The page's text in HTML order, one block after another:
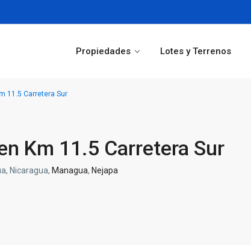
Propiedades Lotes y Terrenos
11.5 Carretera Sur
Km 11.5 Carretera Sur
Nicaragua, Managua, Nejapa